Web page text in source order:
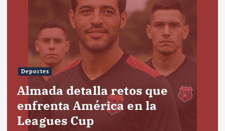
Deportes
Almada detalla retos que
enfrenta América en la
Leagues Cup